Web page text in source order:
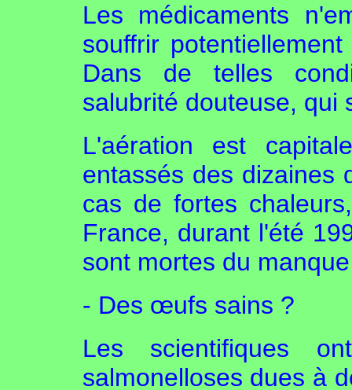
Les médicaments
souffrir
Dans de telles
salubrité douteuse, qui
L'aération est
entassés des dizaines
cas de fortes
France, durant l'été
sont mortes du
- Des œufs sains ?
Les scientifiques
salmonelloses dues à